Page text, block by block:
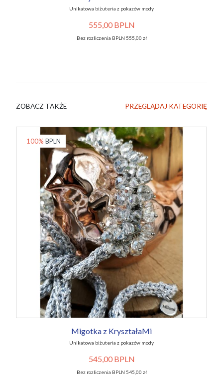
Unikatowa biżuteria z pokazów mody
555,00 BPLN
Bez rozliczenia BPLN 555,00 zł
ZOBACZ TAKŻE PRZEGLĄDAJ KATEGORIĘ
100% BPLN
Migotka z KryształaMi
Unikatowa biżuteria z pokazów mody
545,00 BPLN
Bez rozliczenia BPLN 545,00 zł